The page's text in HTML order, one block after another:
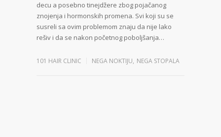
decu a posebno tinejdžere zbog pojačanog
znojenja i hormonskih promena. Svi koji su se
susreli sa ovim problemom znaju da nije lako
rešiv i da se nakon početnog poboljšanja…
101 HAIR CLINIC NEGA NOKTIJU, NEGA STOPALA